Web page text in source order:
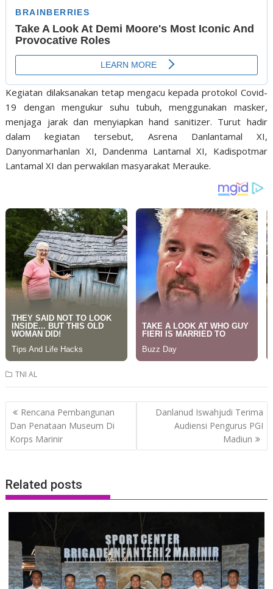
Kegiatan dilaksanakan tetap mengacu kepada protokol Covid-
19 dengan mengukur suhu tubuh, menggunakan masker,
menjaga jarak dan menyiapkan hand sanitizer. Turut hadir
dalam kegiatan tersebut, Asrena Danlantamal XI,
Danyonmarhanlan XI, Dandenma Lantamal XI, Kadispotmar
Lantamal XI dan perwakilan masyarakat Merauke.
TNI AL
Post
navigation
Rencana Pembangunan
Dan Penataan Museum Di
Korps Marinir
Danlanud Iswahjudi Terima
Audiensi Pengurus PGI
Madiun
Related posts